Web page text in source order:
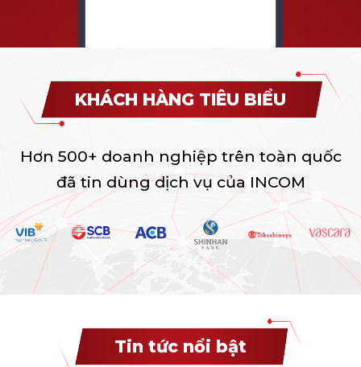
KHÁCH HÀNG TIÊU BIỂU
Hơn 500+ doanh nghiệp trên toàn quốc
đã tin dùng dịch vụ của INCOM
Tin tức nổi bật